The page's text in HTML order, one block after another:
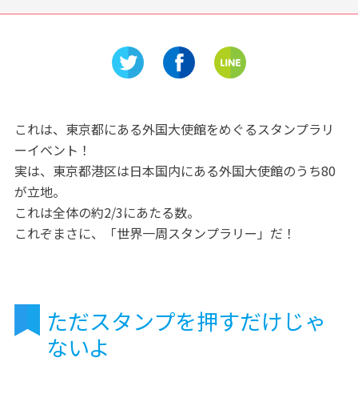
ゆった
世界を魅了したやきもの文化
こう！
「豊臣
これは、東京都にある外国大使館をめぐるスタンプラリ
ーイベント！
実は、東京都港区は日本国内にある外国大使館のうち80
が立地。
これは全体の約2/3にあたる数。
これぞまさに、「世界一周スタンプラリー」だ！
ただスタンプを押すだけじゃ
ないよ